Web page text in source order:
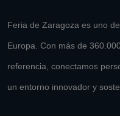
Feria de Zaragoza es uno
Europa. Con más de
referencia, conectamos
un entorno innovador y